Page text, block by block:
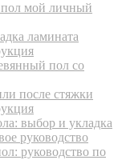
мой личный
ламината
пол со
после стяжки
выбор и укладка
руководство
руководство по